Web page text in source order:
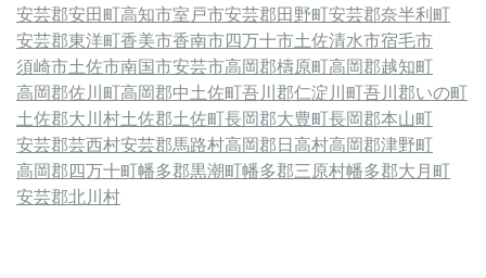
安芸郡安田町高知市室戸市安芸郡田野町安芸郡奈半利町
安芸郡東洋町香美市香南市四万十市土佐清水市宿毛市
須崎市土佐市南国市安芸市高岡郡檮原町高岡郡越知町
高岡郡佐川町高岡郡中土佐町吾川郡仁淀川町吾川郡いの町
土佐郡大川村土佐郡土佐町長岡郡大豊町長岡郡本山町
安芸郡芸西村安芸郡馬路村高岡郡日高村高岡郡津野町
高岡郡四万十町幡多郡黒潮町幡多郡三原村幡多郡大月町
安芸郡北川村